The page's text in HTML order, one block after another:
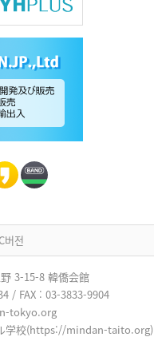
버전
3-15-8 韓僑会館
/ FAX : 03-3833-9904
tokyo.org
学校(https://mindan-taito.org)